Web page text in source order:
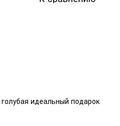
идеальный подарок